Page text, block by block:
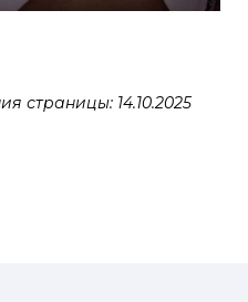
страницы: 14.10.2025